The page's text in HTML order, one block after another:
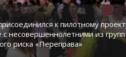
к пилотному
с несовершеннолетними из групп
риска «Переправа»